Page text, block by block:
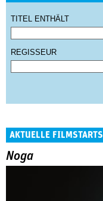
TITEL ENTHÄLT
REGISSEUR
AKTUELLE FILMSTARTS
Noga